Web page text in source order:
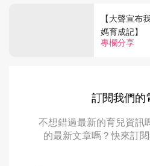
專欄分享
【大聲宣布
媽育成記】
訂閱我們的
不想錯過最新的育兒資訊
的最新文章嗎？快來訂